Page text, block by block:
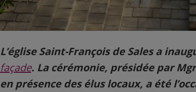
L’église Saint-François de Sales a
façade. La cérémonie, présidée par
en présence des élus locaux, a été